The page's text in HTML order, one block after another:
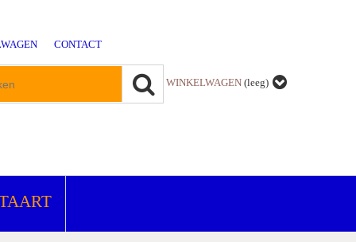
CONTACT
WINKELWAGEN (leeg)